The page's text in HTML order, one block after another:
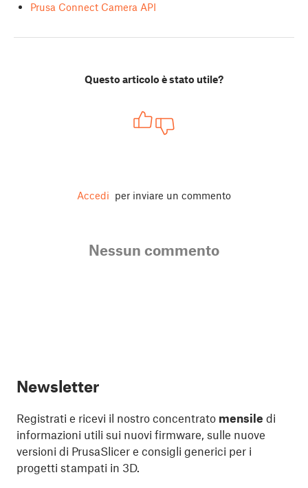
Prusa Connect Camera API
Questo articolo è stato utile?
Accedi per inviare un commento
Nessun commento
Newsletter
Registrati e ricevi il nostro concentrato mensile di
informazioni utili sui nuovi firmware, sulle nuove
versioni di PrusaSlicer e consigli generici per i
progetti stampati in 3D.